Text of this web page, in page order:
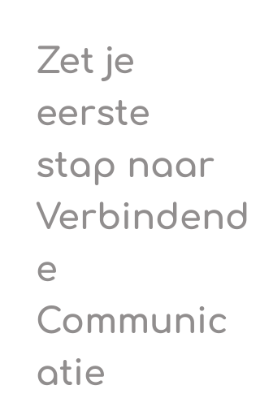
Zet je
eerste
stap naar
Verbindend
e
Communic
atie